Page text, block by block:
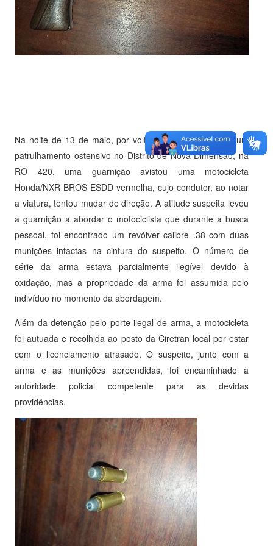
Na noite de 13 de maio, por volta das 23h10, durante um
patrulhamento ostensivo no Distrito de Nova Dimensão, na
RO 420, uma guarnição avistou uma motocicleta
Honda/NXR BROS ESDD vermelha, cujo condutor, ao notar
a viatura, tentou mudar de direção. A atitude suspeita levou
a guarnição a abordar o motociclista que durante a busca
pessoal, foi encontrado um revólver calibre .38 com duas
munições intactas na cintura do suspeito. O número de
série da arma estava parcialmente ilegível devido à
oxidação, mas a propriedade da arma foi assumida pelo
indivíduo no momento da abordagem.
Além da detenção pelo porte ilegal de arma, a motocicleta
foi autuada e recolhida ao posto da Ciretran local por estar
com o licenciamento atrasado. O suspeito, junto com a
arma e as munições apreendidas, foi encaminhado à
autoridade policial competente para as devidas
providências.